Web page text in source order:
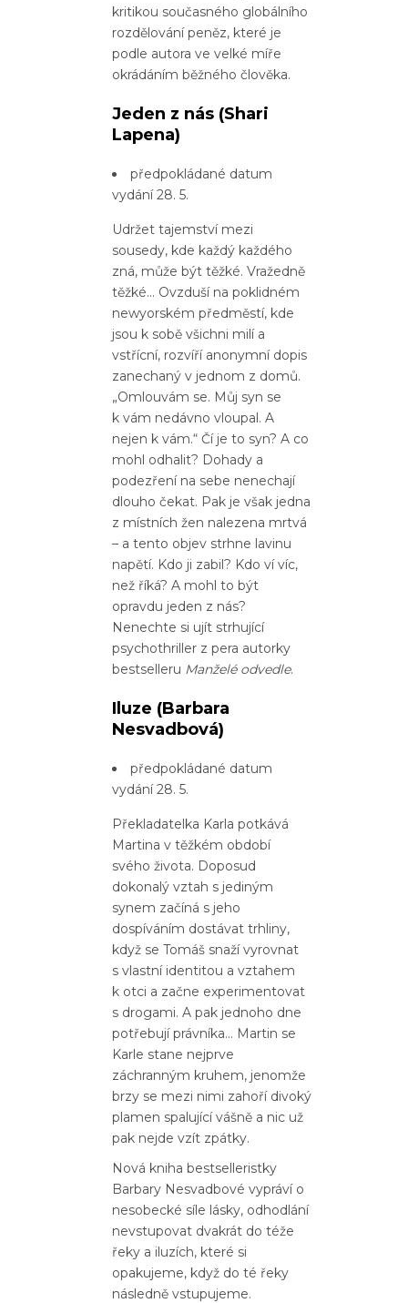
kritikou současného globálního
rozdělování peněz, které je
podle autora ve velké míře
okrádáním běžného člověka.
Jeden z nás (Shari
Lapena)
předpokládané datum
vydání 28. 5.
Udržet tajemství mezi
sousedy, kde každý každého
zná, může být těžké. Vražedně
těžké… Ovzduší na poklidném
newyorském předměstí, kde
jsou k sobě všichni milí a
vstřícní, rozvíří anonymní dopis
zanechaný v jednom z domů.
„Omlouvám se. Můj syn se
k vám nedávno vloupal. A
nejen k vám.“ Čí je to syn? A co
mohl odhalit? Dohady a
podezření na sebe nenechají
dlouho čekat. Pak je však jedna
z místních žen nalezena mrtvá
– a tento objev strhne lavinu
napětí. Kdo ji zabil? Kdo ví víc,
než říká? A mohl to být
opravdu jeden z nás?
Nenechte si ujít strhující
psychothriller z pera autorky
bestselleru Manželé odvedle.
Iluze (Barbara
Nesvadbová)
předpokládané datum
vydání 28. 5.
Překladatelka Karla potkává
Martina v těžkém období
svého života. Doposud
dokonalý vztah s jediným
synem začíná s jeho
dospíváním dostávat trhliny,
když se Tomáš snaží vyrovnat
s vlastní identitou a vztahem
k otci a začne experimentovat
s drogami. A pak jednoho dne
potřebují právníka… Martin se
Karle stane nejprve
záchranným kruhem, jenomže
brzy se mezi nimi zahoří divoký
plamen spalující vášně a nic už
pak nejde vzít zpátky.
Nová kniha bestselleristky
Barbary Nesvadbové vypráví o
nesobecké síle lásky, odhodlání
nevstupovat dvakrát do téže
řeky a iluzích, které si
opakujeme, když do té řeky
následně vstupujeme.